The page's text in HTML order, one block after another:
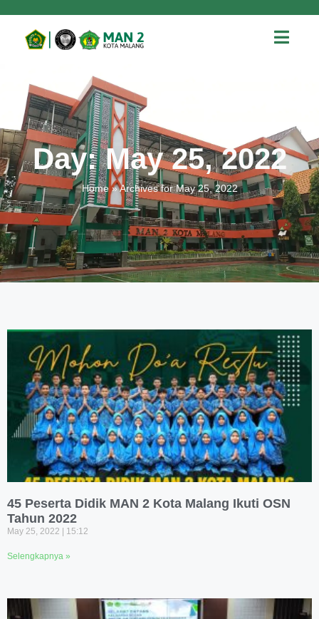
Day: May 25, 2022
Home»Archives for May 25, 2022
45 Peserta Didik MAN 2 Kota Malang Ikuti OSN
Tahun 2022
May 25, 2022 15:12
Selengkapnya »